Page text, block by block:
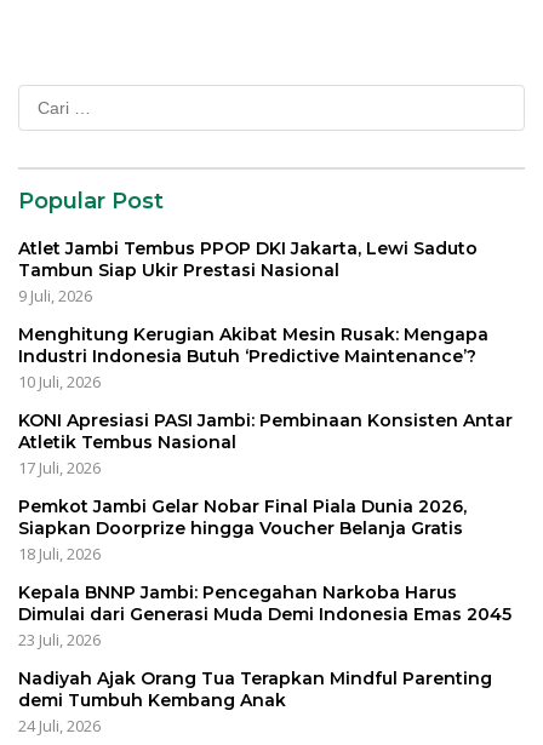
Popular Post
Atlet Jambi Tembus PPOP DKI Jakarta, Lewi Saduto
Tambun Siap Ukir Prestasi Nasional
9 Juli, 2026
Menghitung Kerugian Akibat Mesin Rusak: Mengapa
Industri Indonesia Butuh ‘Predictive Maintenance’?
10 Juli, 2026
KONI Apresiasi PASI Jambi: Pembinaan Konsisten Antar
Atletik Tembus Nasional
17 Juli, 2026
Pemkot Jambi Gelar Nobar Final Piala Dunia 2026,
Siapkan Doorprize hingga Voucher Belanja Gratis
18 Juli, 2026
Kepala BNNP Jambi: Pencegahan Narkoba Harus
Dimulai dari Generasi Muda Demi Indonesia Emas 2045
23 Juli, 2026
Nadiyah Ajak Orang Tua Terapkan Mindful Parenting
demi Tumbuh Kembang Anak
24 Juli, 2026